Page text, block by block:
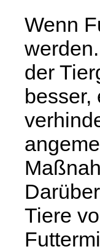
Wenn
der
Tiere